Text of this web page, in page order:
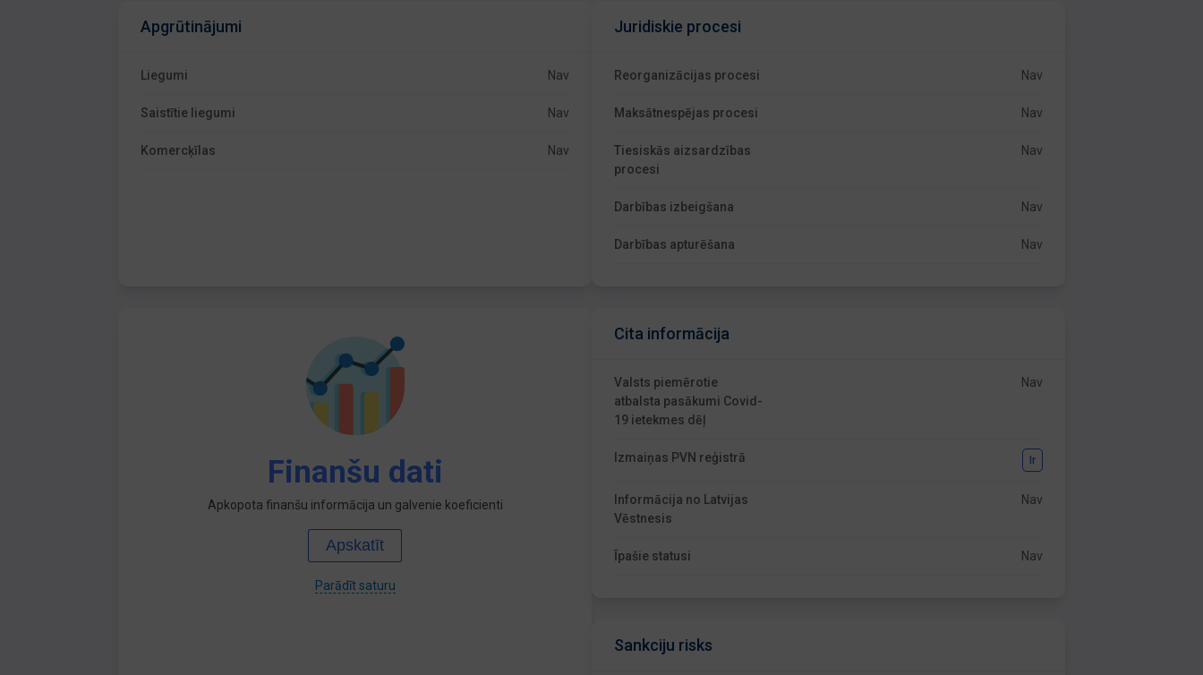
Apgrūtinājumi
Liegumi Nav
Saistītie liegumi Nav
Komercķīlas Nav
Juridiskie procesi
Reorganizācijas procesi Nav
Maksātnespējas procesi Nav
Tiesiskās aizsardzības
procesi
Nav
Darbības izbeigšana Nav
Darbības apturēšana Nav
Finanšu dati
Apkopota finanšu informācija un galvenie koeficienti
Apskatīt
Parādīt saturu
Cita informācija
Valsts piemērotie
atbalsta pasākumi Covid-
19 ietekmes dēļ
Nav
Izmaiņas PVN reģistrā Ir
Informācija no Latvijas
Vēstnesis
Nav
Īpašie statusi Nav
Sankciju risks